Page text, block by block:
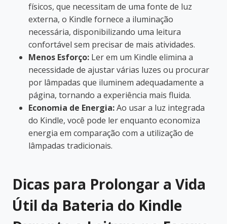
físicos, que necessitam de uma fonte de luz
externa, o Kindle fornece a iluminação
necessária, disponibilizando uma leitura
confortável sem precisar de mais atividades.
Menos Esforço: Ler em um Kindle elimina a
necessidade de ajustar várias luzes ou procurar
por lâmpadas que iluminem adequadamente a
página, tornando a experiência mais fluida.
Economia de Energia:Ao usar a luz integrada
do Kindle, você pode ler enquanto economiza
energia em comparação com a utilização de
lâmpadas tradicionais.
Dicas para Prolongar a Vida
Útil da Bateria do Kindle